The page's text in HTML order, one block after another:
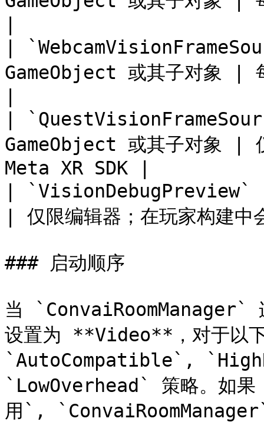
|
GameObject 或其子对象 |
|
GameObject 或其子对象
Meta XR SDK |
|
| 仅限编辑器；在玩家
### 启动顺序
当
设置为 **Video**，对于以下
`AutoCompatible`,
`LowOverhead` 策略。如
用`,